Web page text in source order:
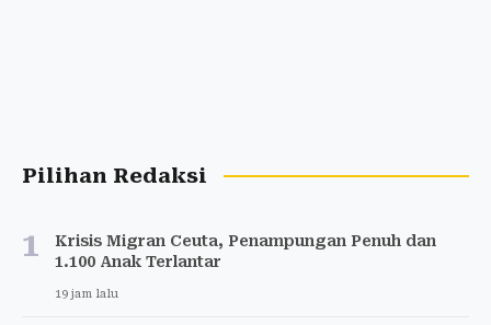
Pilihan Redaksi
1
Krisis Migran Ceuta, Penampungan Penuh dan
1.100 Anak Terlantar
19 jam lalu